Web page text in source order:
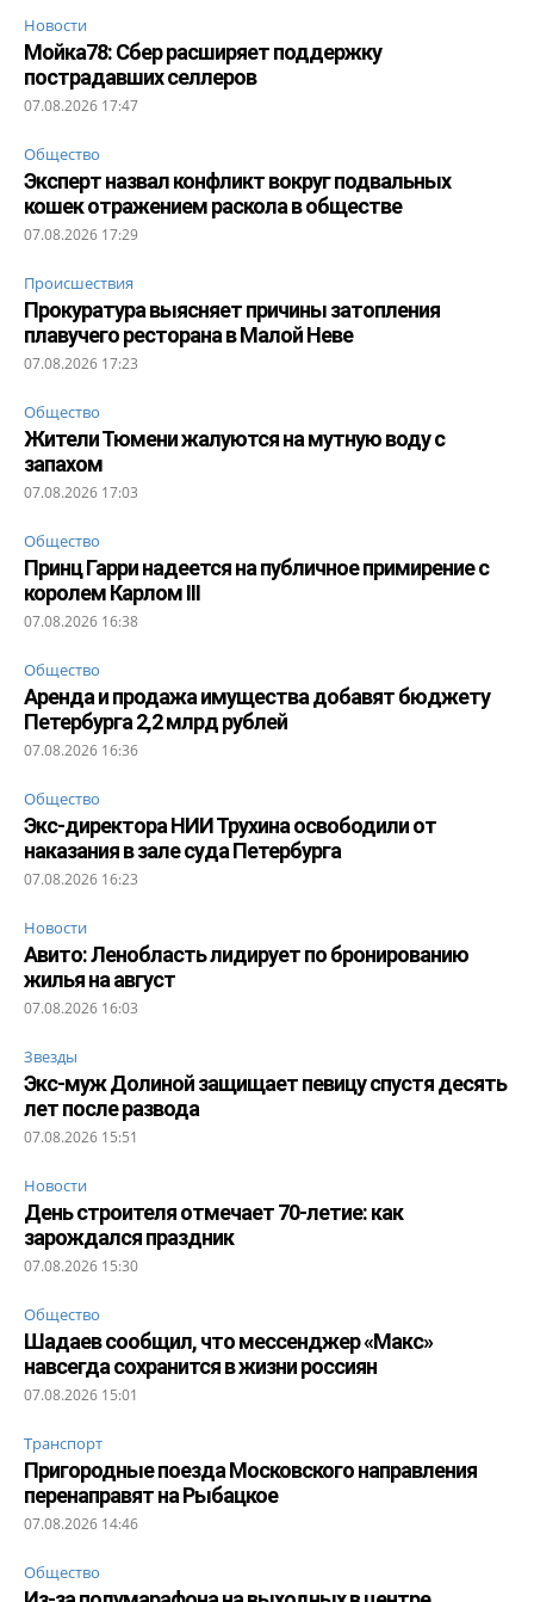
Новости
Мойка78: Сбер расширяет поддержку
пострадавших селлеров
07.08.2026 17:47
Общество
Эксперт назвал конфликт вокруг подвальных
кошек отражением раскола в обществе
07.08.2026 17:29
Происшествия
Прокуратура выясняет причины затопления
плавучего ресторана в Малой Неве
07.08.2026 17:23
Общество
Жители Тюмени жалуются на мутную воду с
запахом
07.08.2026 17:03
Общество
Принц Гарри надеется на публичное примирение с
королем Карлом III
07.08.2026 16:38
Общество
Аренда и продажа имущества добавят бюджету
Петербурга 2,2 млрд рублей
07.08.2026 16:36
Общество
Экс-директора НИИ Трухина освободили от
наказания в зале суда Петербурга
07.08.2026 16:23
Новости
Авито: Ленобласть лидирует по бронированию
жилья на август
07.08.2026 16:03
Звезды
Экс-муж Долиной защищает певицу спустя десять
лет после развода
07.08.2026 15:51
Новости
День строителя отмечает 70-летие: как
зарождался праздник
07.08.2026 15:30
Общество
Шадаев сообщил, что мессенджер «Макс»
навсегда сохранится в жизни россиян
07.08.2026 15:01
Транспорт
Пригородные поезда Московского направления
перенаправят на Рыбацкое
07.08.2026 14:46
Общество